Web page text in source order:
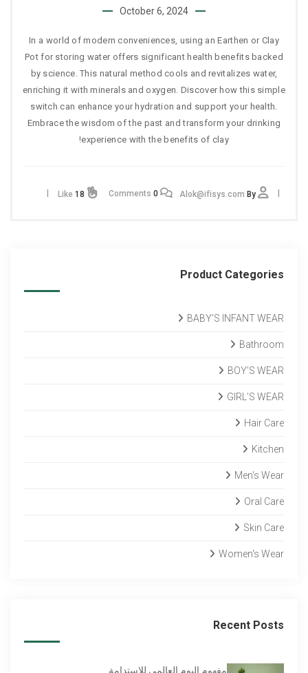
October 6, 2024
In a world of modern conveniences, using an Earthen or Clay
Pot for storing water offers significant health benefits backed
by science. This natural method cools and revitalizes water,
enriching it with minerals and oxygen. Discover how this simple
switch can enhance your hydration and support your health.
Embrace the wisdom of the past and transform your drinking
experience with the benefits of clay!
By
Alok@ifisys.com
0
18
Product Categories
BABY’S INFANT WEAR
Bathroom
BOY’S WEAR
GIRL’S WEAR
Hair Care
Kitchen
Men's Wear
Oral Care
Skin Care
Women's Wear
Recent Posts
مفهوم اليوم العالمي للاستدامة